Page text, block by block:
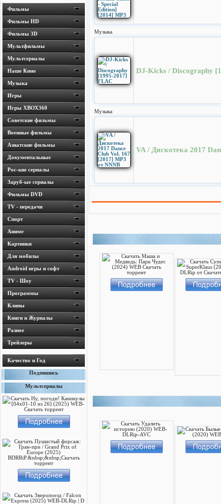
Фильмы
Фильмы HD
Фильмы 3D
Мультфильмы
Мультсериалы
Наше Кино
Музыка
Игры
Игры ХВОХ360
Cоветские фильмы
Военные фильмы
Азиатские фильмы
Документальные
Рос-кие сериалы
Заруб-ые сериалы
Фильмы DVD
TV - передачи
Спорт
Аниме
Картинки
Для мобилы
Android игры и софт
TV - Шоу
Программы
Клипы
Книги и Журналы
Разное
Трейлеры
Качество и Год
Подпишись
Мультсериалы
Музыка
DJ-Kicks / Discography
Музыка
VA / Дискотека 2017